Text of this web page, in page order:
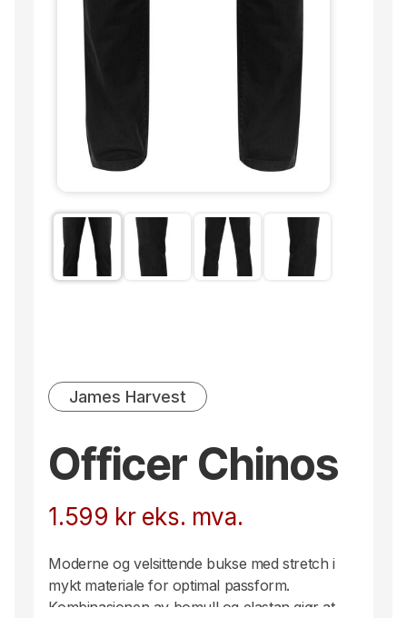
James Harvest
Officer Chinos
1.599 kr eks. mva.
Moderne og velsittende bukse med stretch i
mykt materiale for optimal passform.
Kombinasjonen av bomull og elastan gjør at